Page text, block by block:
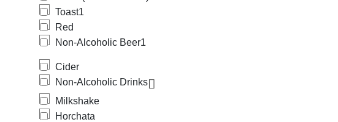
Toast1
Red
Non-Alcoholic Beer1
Cider
Non-Alcoholic Drinks
Milkshake
Horchata